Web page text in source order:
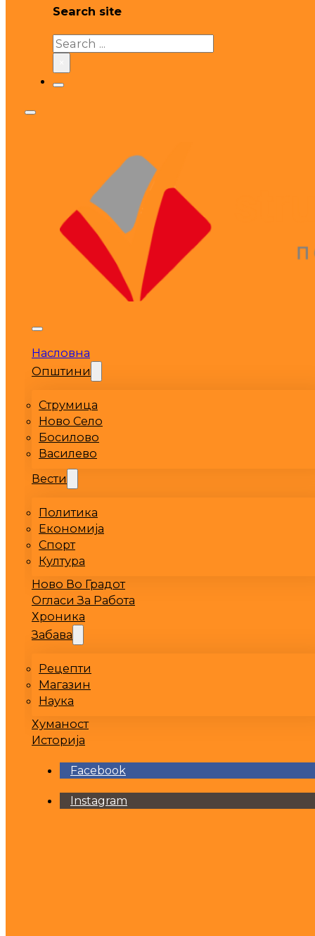
Search site
Search
Насловна
Општини
Струмица
Ново Село
Босилово
Василево
Вести
Политика
Економија
Спорт
Култура
Ново Во Градот
Огласи За Работа
Хроника
Забава
Рецепти
Магазин
Наука
Хуманост
Историја
Facebook
Instagram